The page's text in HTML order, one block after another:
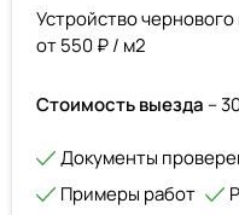
Устройство
от 550 ₽ / м2
Стоимость выезда –
Документы
Примеры работ